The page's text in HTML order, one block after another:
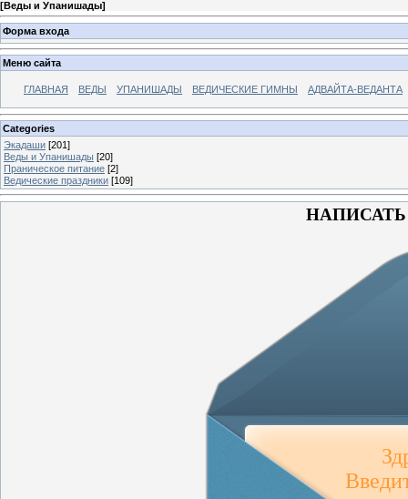
[Веды и Упанишады]
Форма входа
Меню сайта
ГЛАВНАЯ ВЕДЫ УПАНИШАДЫ ВЕДИЧЕСКИЕ ГИМНЫ АДВАЙТА-ВЕДАНТА
Categories
Экадаши [201]
Веды и Упанишады [20]
Праническое питание [2]
Ведические праздники [109]